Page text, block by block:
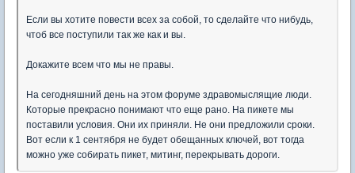
Если вы хотите повести всех за собой, то сделайте что нибудь,
чтоб все поступили так же как и вы.
Докажите всем что мы не правы.
На сегодняшний день на этом форуме здравомыслящие люди.
Которые прекрасно понимают что еще рано. На пикете мы
поставили условия. Они их приняли. Не они предложили сроки.
Вот если к 1 сентября не будет обещанных ключей, вот тогда
можно уже собирать пикет, митинг, перекрывать дороги.